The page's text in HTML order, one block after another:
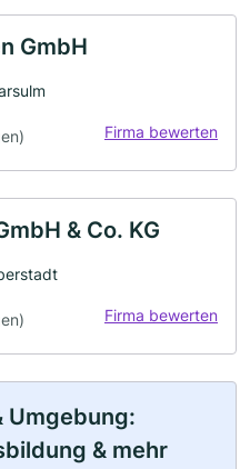
GmbH
Firma bewerten
& Co. KG
Firma bewerten
Umgebung:
& mehr